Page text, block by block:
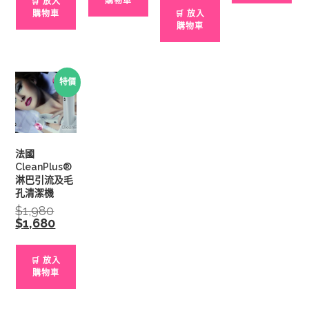
購物車
🛒 放入
購物車
特價
法國
CleanPlus®
淋巴引流及毛
孔清潔機
$1,980Original
price
was:
$1,680Current
price
🛒 放入
購物車